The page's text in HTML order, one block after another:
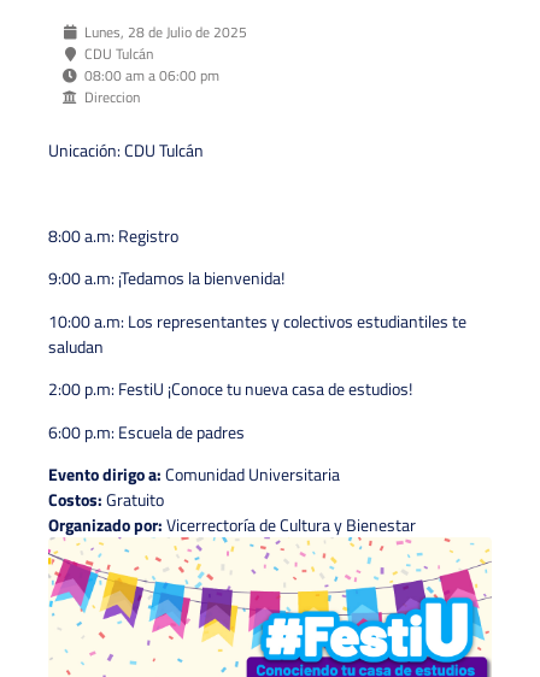
Lunes, 28 de Julio de 2025
CDU Tulcán
08:00 am a 06:00 pm
Direccion
Unicación: CDU Tulcán
8:00 a.m: Registro
9:00 a.m: ¡Tedamos la bienvenida!
10:00 a.m: Los representantes y colectivos estudiantiles te
saludan
2:00 p.m: FestiU ¡Conoce tu nueva casa de estudios!
6:00 p.m: Escuela de padres
Evento dirigo a:Comunidad Universitaria
Costos:Gratuito
Organizado por:Vicerrectoría de Cultura y Bienestar